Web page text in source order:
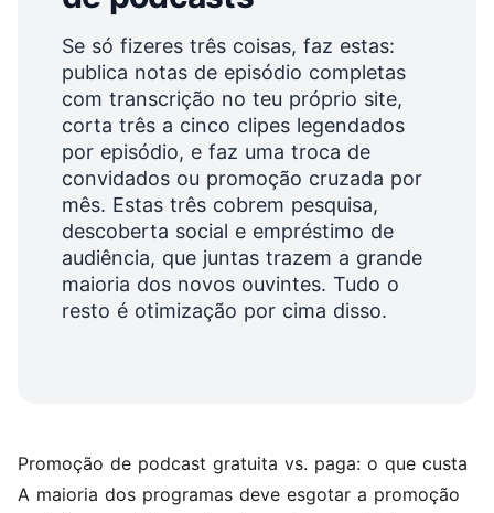
Se só fizeres três coisas, faz estas:
publica notas de episódio completas
com transcrição no teu próprio site,
corta três a cinco clipes legendados
por episódio, e faz uma troca de
convidados ou promoção cruzada por
mês. Estas três cobrem pesquisa,
descoberta social e empréstimo de
audiência, que juntas trazem a grande
maioria dos novos ouvintes. Tudo o
resto é otimização por cima disso.
Promoção de podcast gratuita vs. paga: o que custa
A maioria dos programas deve esgotar a promoção